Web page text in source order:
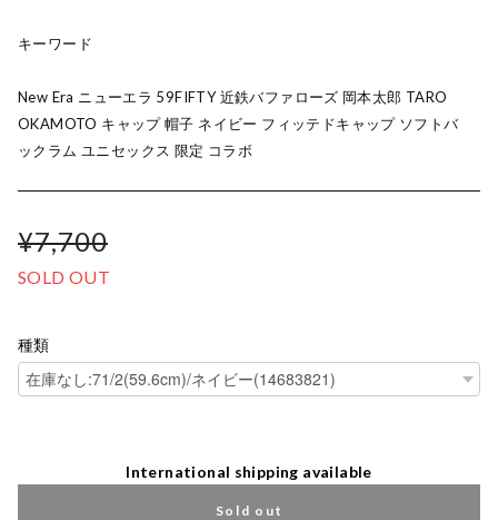
キーワード
New Era ニューエラ 59FIFTY 近鉄バファローズ 岡本太郎 TARO
OKAMOTO キャップ 帽子 ネイビー フィッテドキャップ ソフトバ
ックラム ユニセックス 限定 コラボ
¥7,700
SOLD OUT
種類
International shipping available
Sold out